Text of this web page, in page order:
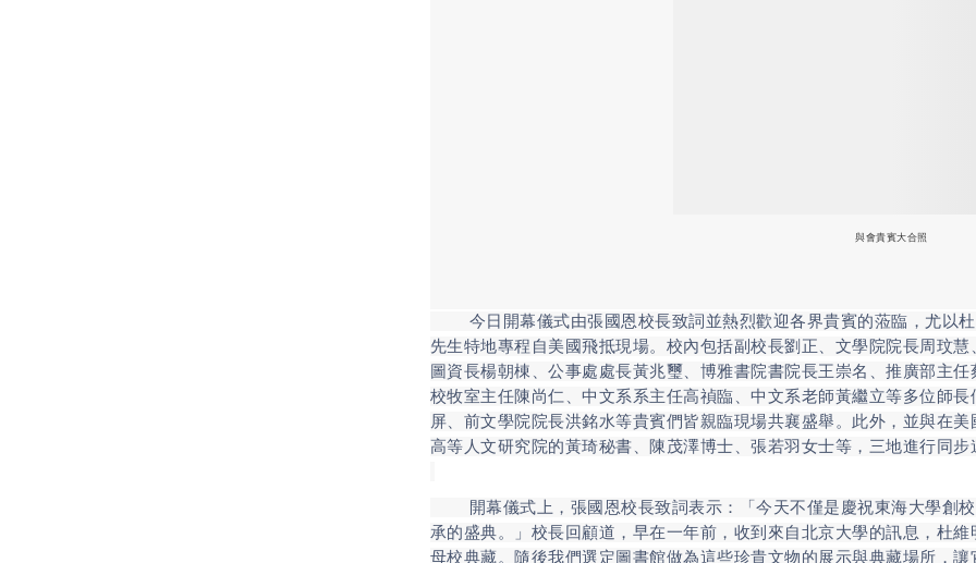
與會貴賓大合照
今日開幕儀式由張國恩校長致詞並熱烈歡迎各界貴賓的蒞臨，尤以杜
先生特地專程自美國飛抵現場。校內包括副校長劉正、文學院院長周玟
圖資長楊朝棟、公事處處長黃兆璽、博雅書院書院長王崇名、推廣部主
校牧室主任陳尚仁、中文系系主任高禎臨、中文系老師黃繼立等多位師
屏、前文學院院長洪銘水等貴賓們皆親臨現場共襄盛舉。此外，並與在
高等人文研究院的黃琦秘書、陳茂澤博士、張若羽女士等，三地進行同
開幕儀式上，張國恩校長致詞表示：「今天不僅是慶祝東海大學創校
承的盛典。」校長回顧道，早在一年前，收到來自北京大學的訊息，杜
母校典藏。隨後我們選定圖書館做為這些珍貴文物的展示與典藏場所，